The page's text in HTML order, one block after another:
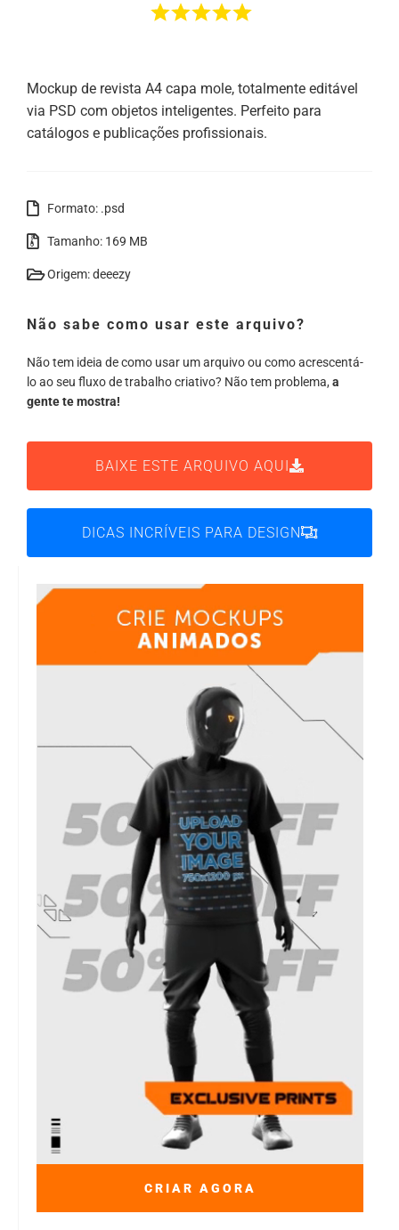
Mockup de revista A4 capa mole, totalmente editável
via PSD com objetos inteligentes. Perfeito para
catálogos e publicações profissionais.
Formato: .psd
Tamanho: 169 MB
Origem: deeezy
Não sabe como usar este arquivo?
Não tem ideia de como usar um arquivo ou como acrescentá-
lo ao seu fluxo de trabalho criativo? Não tem problema, a
gente te mostra!
BAIXE ESTE ARQUIVO AQUI
DICAS INCRÍVEIS PARA DESIGN
CRIAR AGORA